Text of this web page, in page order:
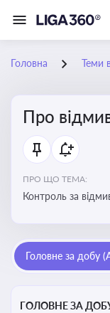
Головна Теми
Про
ПРО ЩО ТЕМА:
Контроль за
сплати податків.
Головне за добу
ГОЛОВНЕ ЗА